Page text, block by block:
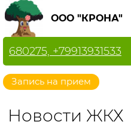
ООО "КРОНА"
Запись на прием
680275, +79913931533
Новости ЖКХ